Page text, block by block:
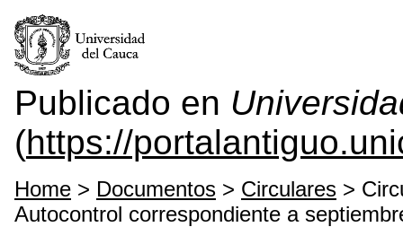
Publicado en
(https://
Home > Documentos > Circulares >
Autocontrol correspondiente a